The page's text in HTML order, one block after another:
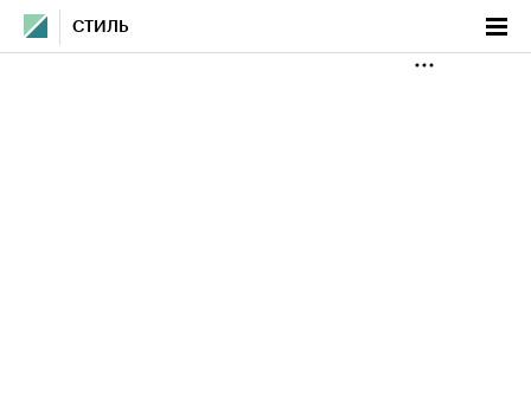
СТИЛЬ